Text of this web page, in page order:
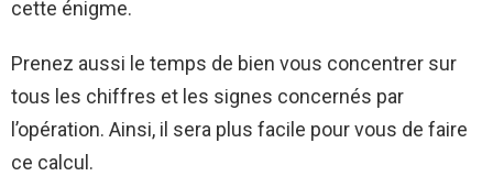
cette énigme.
Prenez aussi le temps de bien vous concentrer sur
tous les chiffres et les signes concernés par
l’opération. Ainsi, il sera plus facile pour vous de faire
ce calcul.